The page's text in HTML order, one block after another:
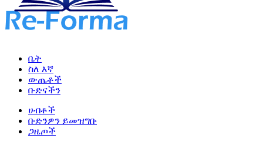
ቤት
ስለ እኛ
ውጤቶች
ቡድናችን
ሀብቶች
ቡድንዎን ይመዝግቡ
ጋዜጦች